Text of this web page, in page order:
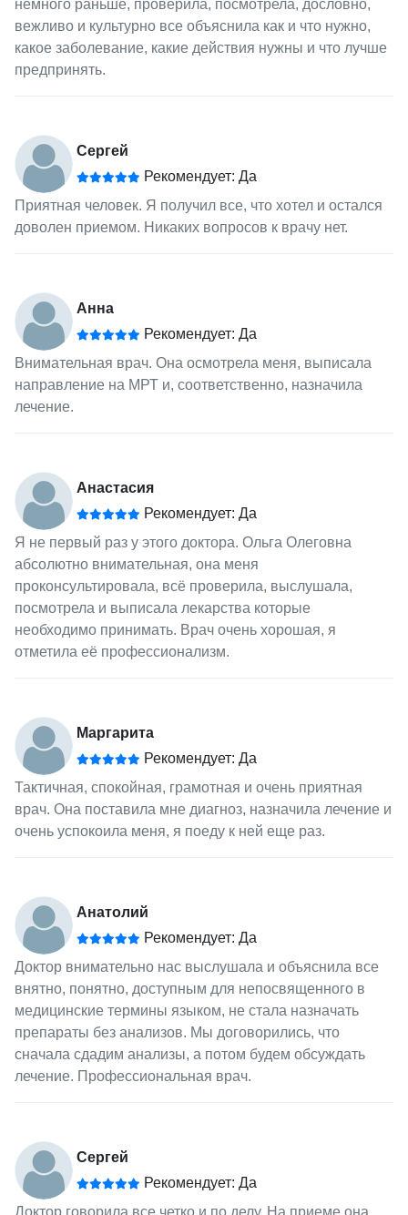
немного раньше, проверила, посмотрела, дословно,
вежливо и культурно все объяснила как и что нужно,
какое заболевание, какие действия нужны и что лучше
предпринять.
Сергей
Рекомендует: Да
Приятная человек. Я получил все, что хотел и остался
доволен приемом. Никаких вопросов к врачу нет.
Анна
Рекомендует: Да
Внимательная врач. Она осмотрела меня, выписала
направление на МРТ и, соответственно, назначила
лечение.
Анастасия
Рекомендует: Да
Я не первый раз у этого доктора. Ольга Олеговна
абсолютно внимательная, она меня
проконсультировала, всё проверила, выслушала,
посмотрела и выписала лекарства которые
необходимо принимать. Врач очень хорошая, я
отметила её профессионализм.
Маргарита
Рекомендует: Да
Тактичная, спокойная, грамотная и очень приятная
врач. Она поставила мне диагноз, назначила лечение и
очень успокоила меня, я поеду к ней еще раз.
Анатолий
Рекомендует: Да
Доктор внимательно нас выслушала и объяснила все
внятно, понятно, доступным для непосвященного в
медицинские термины языком, не стала назначать
препараты без анализов. Мы договорились, что
сначала сдадим анализы, а потом будем обсуждать
лечение. Профессиональная врач.
Сергей
Рекомендует: Да
Доктор говорила все четко и по делу. На приеме она